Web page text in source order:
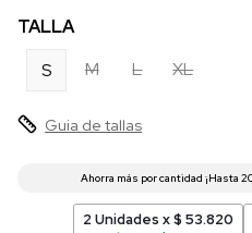
TALLA
S
M L XL
Guia de tallas
2 Unidades x $ 53.820